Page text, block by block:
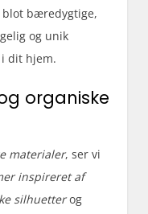
blot bæredygtige,
og unik
dit hjem.
organiske
materialer, ser vi
inspireret af
silhuetterog